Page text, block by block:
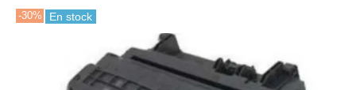
-30% En stock